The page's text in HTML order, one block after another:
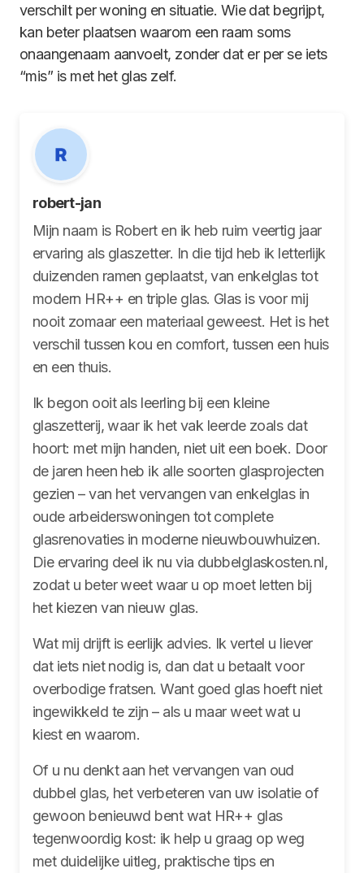
verschilt per woning en situatie. Wie dat begrijpt,
kan beter plaatsen waarom een raam soms
onaangenaam aanvoelt, zonder dat er per se iets
“mis” is met het glas zelf.
robert-jan
Mijn naam is Robert en ik heb ruim veertig jaar
ervaring als glaszetter. In die tijd heb ik letterlijk
duizenden ramen geplaatst, van enkelglas tot
modern HR++ en triple glas. Glas is voor mij
nooit zomaar een materiaal geweest. Het is het
verschil tussen kou en comfort, tussen een huis
en een thuis.
Ik begon ooit als leerling bij een kleine
glaszetterij, waar ik het vak leerde zoals dat
hoort: met mijn handen, niet uit een boek. Door
de jaren heen heb ik alle soorten glasprojecten
gezien – van het vervangen van enkelglas in
oude arbeiderswoningen tot complete
glasrenovaties in moderne nieuwbouwhuizen.
Die ervaring deel ik nu via dubbelglaskosten.nl,
zodat u beter weet waar u op moet letten bij
het kiezen van nieuw glas.
Wat mij drijft is eerlijk advies. Ik vertel u liever
dat iets niet nodig is, dan dat u betaalt voor
overbodige fratsen. Want goed glas hoeft niet
ingewikkeld te zijn – als u maar weet wat u
kiest en waarom.
Of u nu denkt aan het vervangen van oud
dubbel glas, het verbeteren van uw isolatie of
gewoon benieuwd bent wat HR++ glas
tegenwoordig kost: ik help u graag op weg
met duidelijke uitleg, praktische tips en